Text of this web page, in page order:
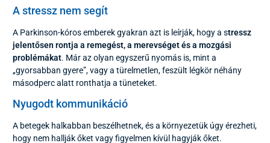
A stressz nem segít
A Parkinson-kóros emberek gyakran azt is leírják, hogy a stressz
jelentősen rontja a remegést, a merevséget és a mozgási
problémákat. Már az olyan egyszerű nyomás is, mint a
„gyorsabban gyere”, vagy a türelmetlen, feszült légkör néhány
másodperc alatt ronthatja a tüneteket.
Nyugodt kommunikáció
A betegek halkabban beszélhetnek, és a környezetük úgy érezheti,
hogy nem hallják őket vagy figyelmen kívül hagyják őket.